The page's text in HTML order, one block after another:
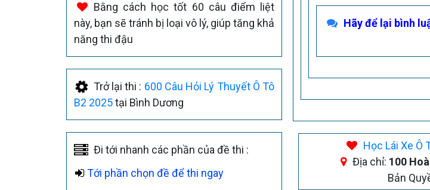
Bằng cách học tốt 60 câu điểm liệt
này, bạn sẽ tránh bị loại vô lý, giúp tăng khả
năng thi đậu
Trở lại thi : 600 Câu Hỏi Lý Thuyết Ô Tô
B2 2025tại Bình Dương
Đi tới nhanh các phần của đề thi :
Tới phần chọn đề để thi ngay
Hãy để lại bình
Học Lái Xe Ô
Địa chỉ: 100
Bản